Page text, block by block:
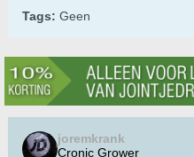
Tags: Geen
joremkrank
Cronic Grower